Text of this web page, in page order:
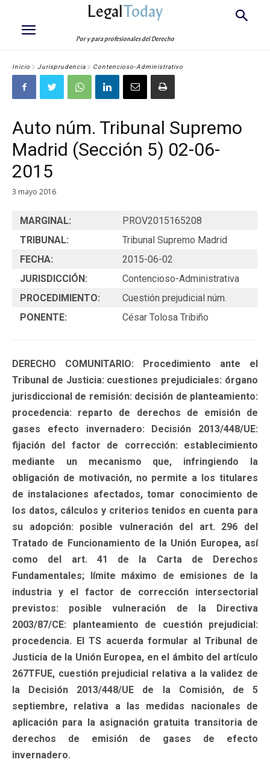
LegalToday
Por y para profesionales del Derecho
Inicio Jurisprudencia Contencioso-Administrativo
Auto núm. Tribunal Supremo
Madrid (Sección 5) 02-06-
2015
3 mayo 2016
MARGINAL:
PROV2015165208
TRIBUNAL:
Tribunal Supremo Madrid
FECHA:
2015-06-02
JURISDICCIÓN:
Contencioso-Administrativa
PROCEDIMIENTO:
Cuestión prejudicial núm.
PONENTE:
César Tolosa Tribiño
DERECHO COMUNITARIO: Procedimiento ante el
Tribunal de Justicia: cuestiones prejudiciales: órgano
jurisdiccional de remisión: decisión de planteamiento:
procedencia: reparto de derechos de emisión de
gases efecto invernadero: Decisión 2013/448/UE:
fijación del factor de corrección: establecimiento
mediante un mecanismo que, infringiendo la
obligación de motivación, no permite a los titulares
de instalaciones afectados, tomar conocimiento de
los datos, cálculos y criterios tenidos en cuenta para
su adopción: posible vulneración del art. 296 del
Tratado de Funcionamiento de la Unión Europea, así
como del art. 41 de la Carta de Derechos
Fundamentales; límite máximo de emisiones de la
industria y el factor de corrección intersectorial
previstos: posible vulneración de la Directiva
2003/87/CE: planteamiento de cuestión prejudicial:
procedencia. El TS acuerda formular al Tribunal de
Justicia de la Unión Europea, en el ámbito del artículo
267TFUE, cuestión prejudicial relativa a la validez de
la Decisión 2013/448/UE de la Comisión, de 5
septiembre, relativa a las medidas nacionales de
aplicación para la asignación gratuita transitoria de
derechos de emisión de gases de efecto
invernadero.